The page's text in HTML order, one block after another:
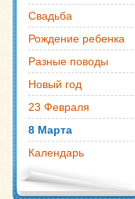
Свадьба
Рождение ребенка
Разные поводы
Новый год
23 Февраля
8 Марта
Календарь